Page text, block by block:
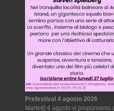
Prefestival 4 agosto 2026
Martedì 4 agosto vi